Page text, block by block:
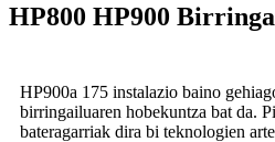
HP800 HP900
HP900a 175 instalazio baino
birringailuaren hobekuntza bat da.
bateragarriak dira bi teknologien